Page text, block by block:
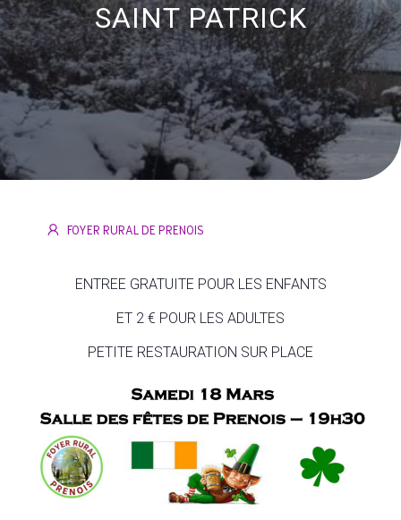
SAINT PATRICK
FOYER RURAL DE PRENOIS
ENTREE GRATUITE POUR LES ENFANTS
ET 2 € POUR LES ADULTES
PETITE RESTAURATION SUR PLACE